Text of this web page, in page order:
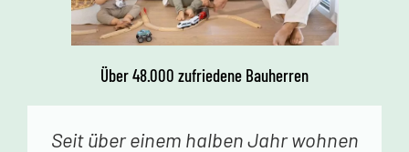
Über 48.000 zufriedene Bauherren
Vor einer Woche erhielten wir den